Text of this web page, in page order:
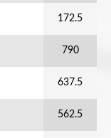
172.5
790
637.5
562.5